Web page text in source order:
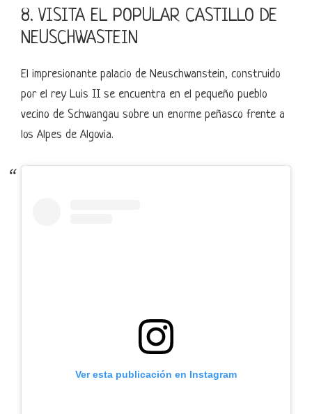
8. VISITA EL POPULAR CASTILLO DE
NEUSCHWASTEIN
El impresionante palacio de Neuschwanstein, construido
por el rey Luis II se encuentra en el pequeño pueblo
vecino de Schwangau sobre un enorme peñasco frente a
los Alpes de Algovia.
Ver esta publicación en Instagram